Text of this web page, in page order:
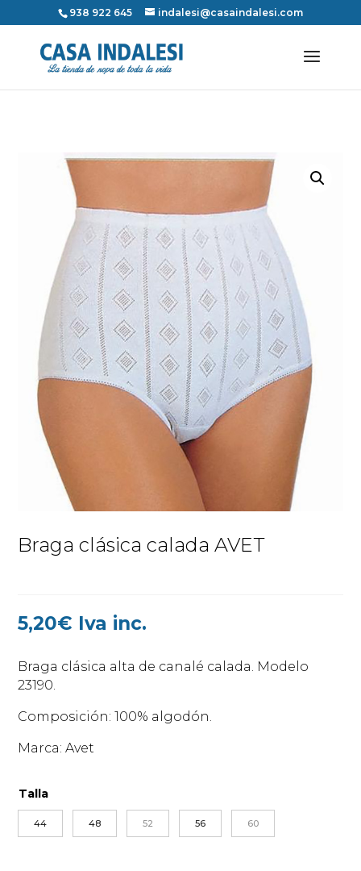
938 922 645 indalesi@casaindalesi.com
Braga clásica calada AVET
5,20€ Iva inc.
Braga clásica alta de canalé calada. Modelo
23190.
Composición: 100% algodón.
Marca: Avet
Talla
44 48 52 56 60